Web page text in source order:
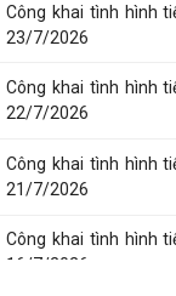
Công khai tình hình
23/7/2026
Công khai tình hình
22/7/2026
Công khai tình hình
21/7/2026
Công khai tình hình
16/7/2026